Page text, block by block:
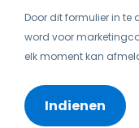
Door dit formulier in te
word voor
elk moment kan